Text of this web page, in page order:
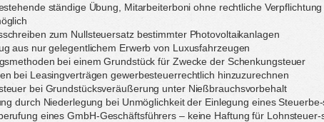
ständige Übung, Mitarbeiterboni ohne rechtliche
zum Nullsteuersatz bestimmter Photovoltaikanlagen
aus nur gelegentlichem Erwerb von Luxusfahrzeugen
bei einem Grundstück für Zwecke der Schenkungsteuer
bei Leasingverträgen gewerbesteuerrechtlich hinzuzurechnen
bei Grundstücksveräußerung unter Nießbrauchsvorbehalt
durch Niederlegung bei Unmöglichkeit der Einlegung eines
eines GmbH-Geschäftsführers – keine Haftung für Lohnsteuer-